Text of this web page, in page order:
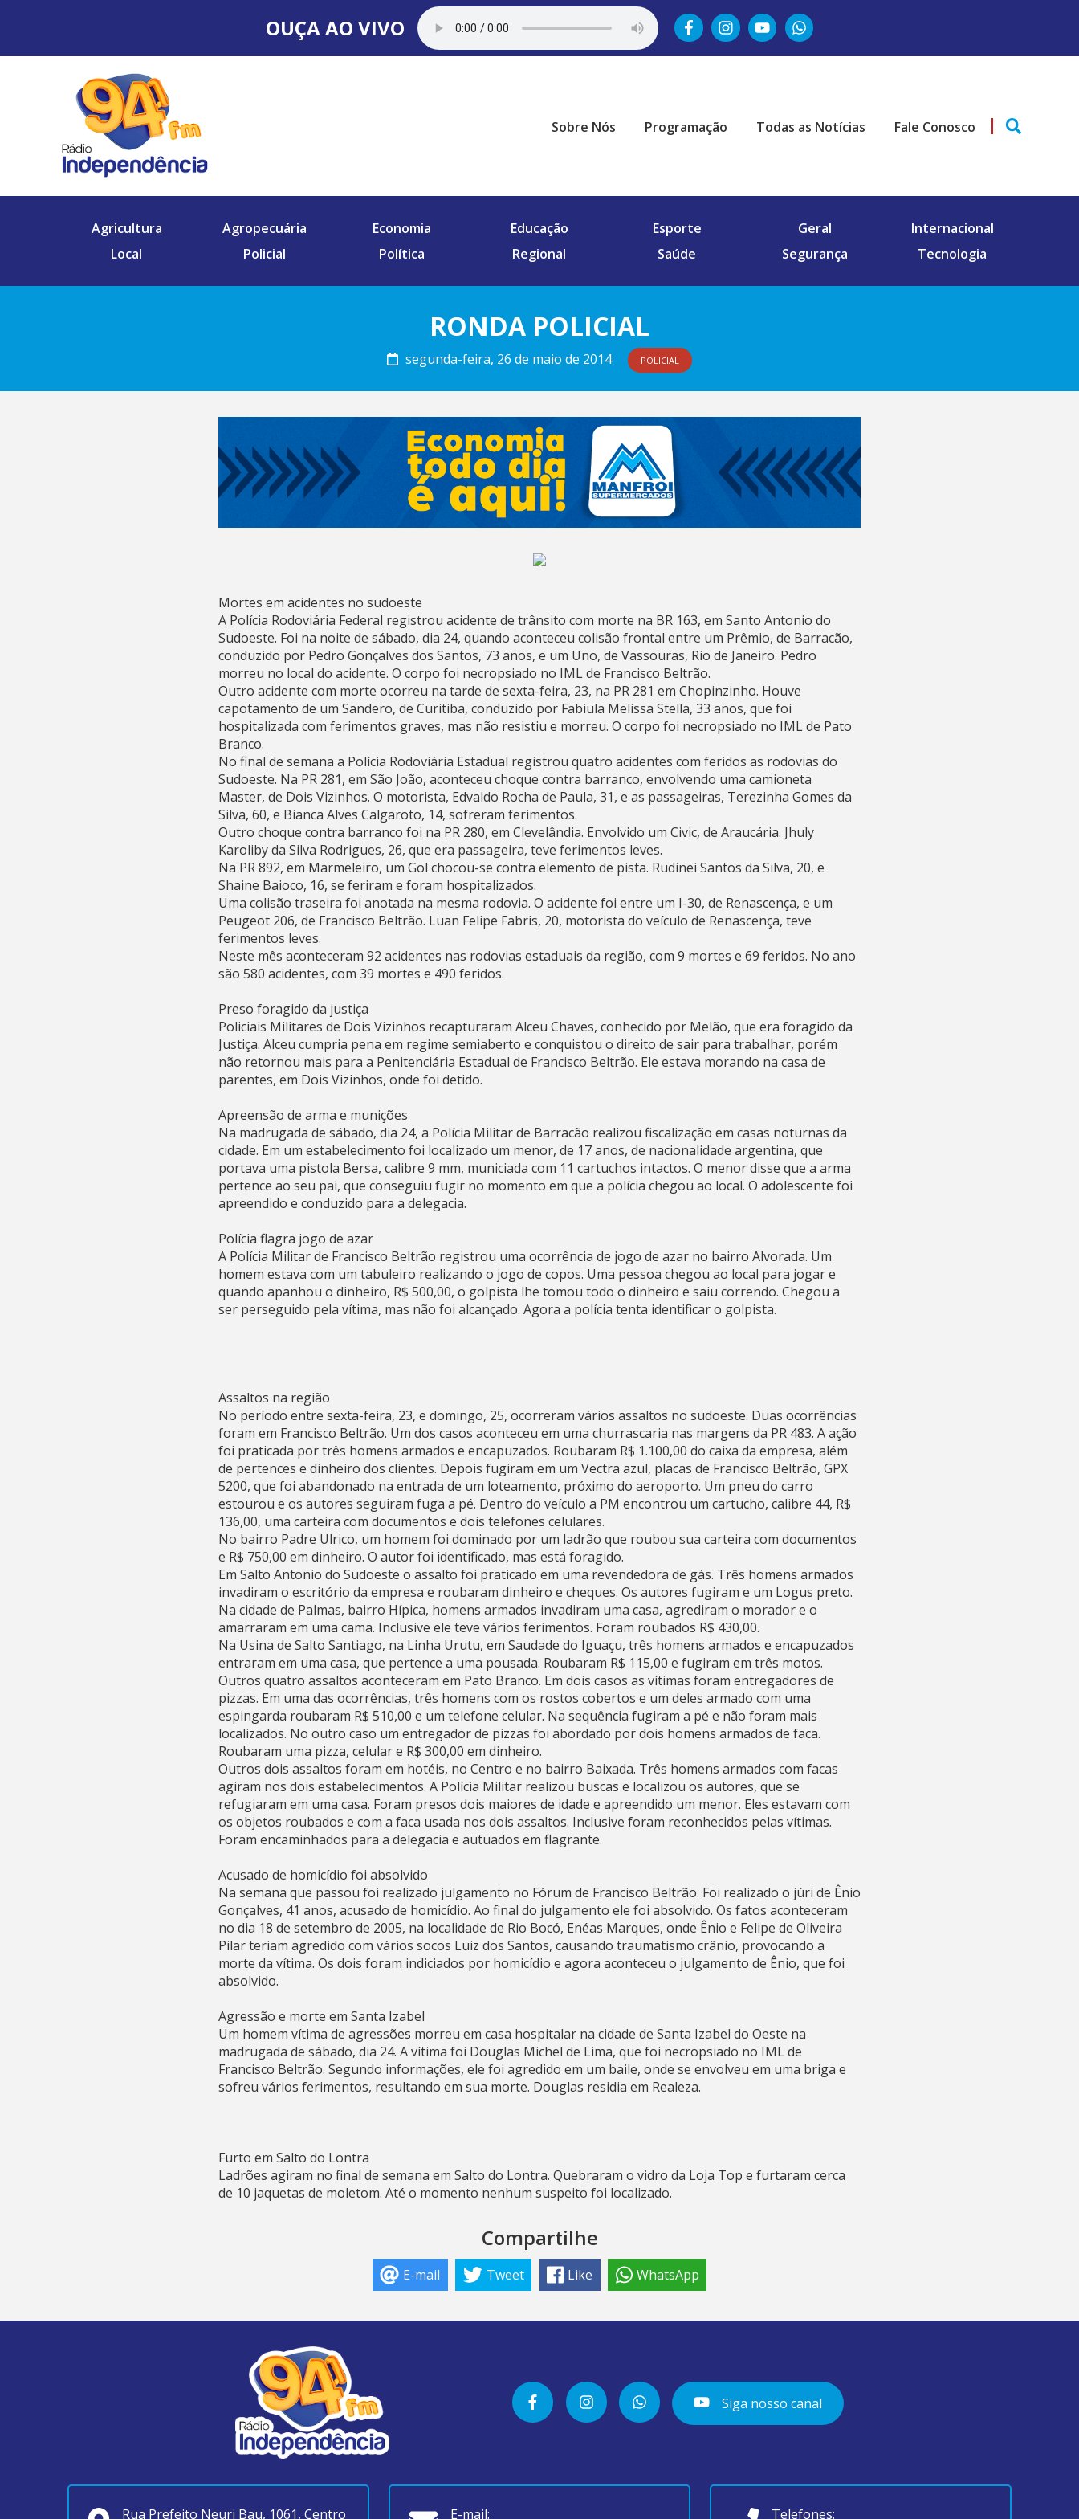
OUÇA AO VIVO
Sobre Nós Programação Todas as Notícias Fale Conosco
Agricultura Agropecuária Economia Educação Esporte Geral
Internacional
Local
Policial Política Regional Saúde Segurança Tecnologia
RONDA POLICIAL
segunda-feira, 26 de maio de 2014 POLICIAL
Mortes em acidentes no sudoeste
A Polícia Rodoviária Federal registrou acidente de trânsito com morte na BR 163, em Santo Antonio do
Sudoeste. Foi na noite de sábado, dia 24, quando aconteceu colisão frontal entre um Prêmio, de Barracão,
conduzido por Pedro Gonçalves dos Santos, 73 anos, e um Uno, de Vassouras, Rio de Janeiro. Pedro
morreu no local do acidente. O corpo foi necropsiado no IML de Francisco Beltrão.
Outro acidente com morte ocorreu na tarde de sexta-feira, 23, na PR 281 em Chopinzinho. Houve
capotamento de um Sandero, de Curitiba, conduzido por Fabiula Melissa Stella, 33 anos, que foi
hospitalizada com ferimentos graves, mas não resistiu e morreu. O corpo foi necropsiado no IML de Pato
Branco.
No final de semana a Polícia Rodoviária Estadual registrou quatro acidentes com feridos as rodovias do
Sudoeste. Na PR 281, em São João, aconteceu choque contra barranco, envolvendo uma camioneta
Master, de Dois Vizinhos. O motorista, Edvaldo Rocha de Paula, 31, e as passageiras, Terezinha Gomes da
Silva, 60, e Bianca Alves Calgaroto, 14, sofreram ferimentos.
Outro choque contra barranco foi na PR 280, em Clevelândia. Envolvido um Civic, de Araucária. Jhuly
Karoliby da Silva Rodrigues, 26, que era passageira, teve ferimentos leves.
Na PR 892, em Marmeleiro, um Gol chocou-se contra elemento de pista. Rudinei Santos da Silva, 20, e
Shaine Baioco, 16, se feriram e foram hospitalizados.
Uma colisão traseira foi anotada na mesma rodovia. O acidente foi entre um I-30, de Renascença, e um
Peugeot 206, de Francisco Beltrão. Luan Felipe Fabris, 20, motorista do veículo de Renascença, teve
ferimentos leves.
Neste mês aconteceram 92 acidentes nas rodovias estaduais da região, com 9 mortes e 69 feridos. No ano
são 580 acidentes, com 39 mortes e 490 feridos.
Preso foragido da justiça
Policiais Militares de Dois Vizinhos recapturaram Alceu Chaves, conhecido por Melão, que era foragido da
Justiça. Alceu cumpria pena em regime semiaberto e conquistou o direito de sair para trabalhar, porém
não retornou mais para a Penitenciária Estadual de Francisco Beltrão. Ele estava morando na casa de
parentes, em Dois Vizinhos, onde foi detido.
Apreensão de arma e munições
Na madrugada de sábado, dia 24, a Polícia Militar de Barracão realizou fiscalização em casas noturnas da
cidade. Em um estabelecimento foi localizado um menor, de 17 anos, de nacionalidade argentina, que
portava uma pistola Bersa, calibre 9 mm, municiada com 11 cartuchos intactos. O menor disse que a arma
pertence ao seu pai, que conseguiu fugir no momento em que a polícia chegou ao local. O adolescente foi
apreendido e conduzido para a delegacia.
Polícia flagra jogo de azar
A Polícia Militar de Francisco Beltrão registrou uma ocorrência de jogo de azar no bairro Alvorada. Um
homem estava com um tabuleiro realizando o jogo de copos. Uma pessoa chegou ao local para jogar e
quando apanhou o dinheiro, R$ 500,00, o golpista lhe tomou todo o dinheiro e saiu correndo. Chegou a
ser perseguido pela vítima, mas não foi alcançado. Agora a polícia tenta identificar o golpista.
Assaltos na região
No período entre sexta-feira, 23, e domingo, 25, ocorreram vários assaltos no sudoeste. Duas ocorrências
foram em Francisco Beltrão. Um dos casos aconteceu em uma churrascaria nas margens da PR 483. A ação
foi praticada por três homens armados e encapuzados. Roubaram R$ 1.100,00 do caixa da empresa, além
de pertences e dinheiro dos clientes. Depois fugiram em um Vectra azul, placas de Francisco Beltrão, GPX
5200, que foi abandonado na entrada de um loteamento, próximo do aeroporto. Um pneu do carro
estourou e os autores seguiram fuga a pé. Dentro do veículo a PM encontrou um cartucho, calibre 44, R$
136,00, uma carteira com documentos e dois telefones celulares.
No bairro Padre Ulrico, um homem foi dominado por um ladrão que roubou sua carteira com documentos
e R$ 750,00 em dinheiro. O autor foi identificado, mas está foragido.
Em Salto Antonio do Sudoeste o assalto foi praticado em uma revendedora de gás. Três homens armados
invadiram o escritório da empresa e roubaram dinheiro e cheques. Os autores fugiram e um Logus preto.
Na cidade de Palmas, bairro Hípica, homens armados invadiram uma casa, agrediram o morador e o
amarraram em uma cama. Inclusive ele teve vários ferimentos. Foram roubados R$ 430,00.
Na Usina de Salto Santiago, na Linha Urutu, em Saudade do Iguaçu, três homens armados e encapuzados
entraram em uma casa, que pertence a uma pousada. Roubaram R$ 115,00 e fugiram em três motos.
Outros quatro assaltos aconteceram em Pato Branco. Em dois casos as vítimas foram entregadores de
pizzas. Em uma das ocorrências, três homens com os rostos cobertos e um deles armado com uma
espingarda roubaram R$ 510,00 e um telefone celular. Na sequência fugiram a pé e não foram mais
localizados. No outro caso um entregador de pizzas foi abordado por dois homens armados de faca.
Roubaram uma pizza, celular e R$ 300,00 em dinheiro.
Outros dois assaltos foram em hotéis, no Centro e no bairro Baixada. Três homens armados com facas
agiram nos dois estabelecimentos. A Polícia Militar realizou buscas e localizou os autores, que se
refugiaram em uma casa. Foram presos dois maiores de idade e apreendido um menor. Eles estavam com
os objetos roubados e com a faca usada nos dois assaltos. Inclusive foram reconhecidos pelas vítimas.
Foram encaminhados para a delegacia e autuados em flagrante.
Acusado de homicídio foi absolvido
Na semana que passou foi realizado julgamento no Fórum de Francisco Beltrão. Foi realizado o júri de Ênio
Gonçalves, 41 anos, acusado de homicídio. Ao final do julgamento ele foi absolvido. Os fatos aconteceram
no dia 18 de setembro de 2005, na localidade de Rio Bocó, Enéas Marques, onde Ênio e Felipe de Oliveira
Pilar teriam agredido com vários socos Luiz dos Santos, causando traumatismo crânio, provocando a
morte da vítima. Os dois foram indiciados por homicídio e agora aconteceu o julgamento de Ênio, que foi
absolvido.
Agressão e morte em Santa Izabel
Um homem vítima de agressões morreu em casa hospitalar na cidade de Santa Izabel do Oeste na
madrugada de sábado, dia 24. A vítima foi Douglas Michel de Lima, que foi necropsiado no IML de
Francisco Beltrão. Segundo informações, ele foi agredido em um baile, onde se envolveu em uma briga e
sofreu vários ferimentos, resultando em sua morte. Douglas residia em Realeza.
Furto em Salto do Lontra
Ladrões agiram no final de semana em Salto do Lontra. Quebraram o vidro da Loja Top e furtaram cerca
de 10 jaquetas de moletom. Até o momento nenhum suspeito foi localizado.
Compartilhe
E-mail Tweet Like WhatsApp
Siga nosso canal
Rua Prefeito Neuri Bau, 1061, Centro E-mail: Telefones: